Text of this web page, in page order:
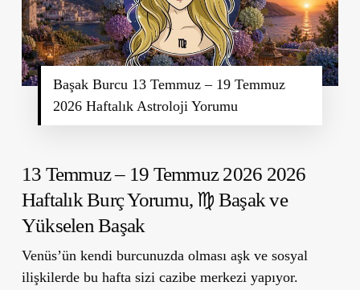
Başak Burcu 13 Temmuz – 19 Temmuz
2026 Haftalık Astroloji Yorumu
13 Temmuz – 19 Temmuz 2026 2026
Haftalık Burç Yorumu, ♍ Başak ve
Yükselen Başak
Venüs’ün kendi burcunuzda olması aşk ve sosyal
ilişkilerde bu hafta sizi cazibe merkezi yapıyor.